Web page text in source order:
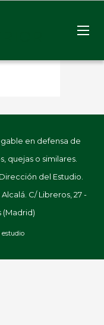
en defensa de
quejas o similares.
del Estudio.
C/ Libreros, 27 -
(Madrid)